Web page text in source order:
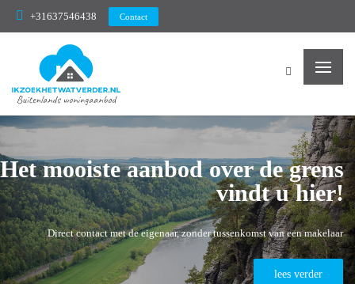
Ikzoekhetwatverder.nl
+31637546438 Contact
Het mooiste aanbod over de grens
vindt u hier!
Direct contact met de eigenaar, zonder tussenkomst van een makelaar
lees verder